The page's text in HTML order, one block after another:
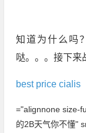
知道为什么吗
哒。。。接下来
best price cialis
="alignnone size-
的2B天气你不懂"